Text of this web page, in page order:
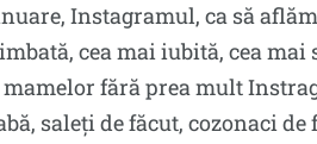
Instagramul, ca să
cea mai iubită, cea
fără prea mult
saleți de făcut, cozonaci